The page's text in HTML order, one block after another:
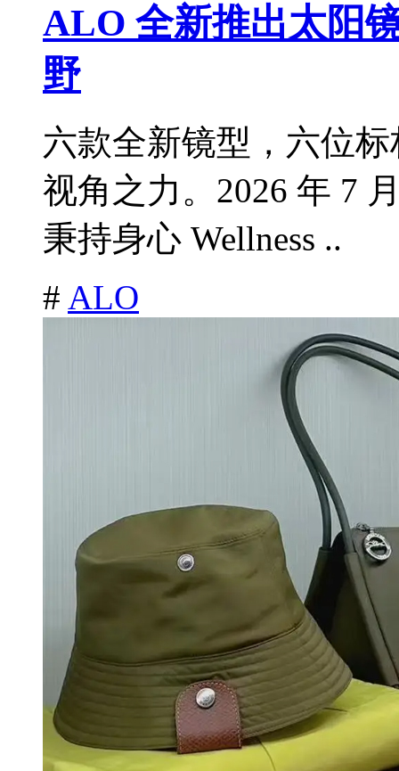
ALO 全新推出太阳
野
六款全新镜型，六位
视角之力。2026 年 7
秉持身心 Wellness ..
# ALO